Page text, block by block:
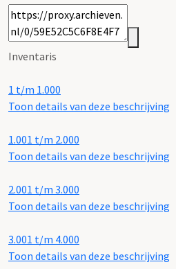
Inventaris
1 t/m 1.000
Toon details van deze beschrijving
1.001 t/m 2.000
Toon details van deze beschrijving
2.001 t/m 3.000
Toon details van deze beschrijving
3.001 t/m 4.000
Toon details van deze beschrijving